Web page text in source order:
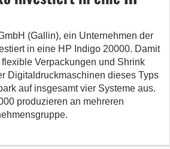
(Gallin), ein Unternehmen der
in eine HP Indigo 20000. Damit
Verpackungen und Shrink
Digitaldruckmaschinen dieses Typs
auf insgesamt vier Systeme aus.
produzieren an mehreren